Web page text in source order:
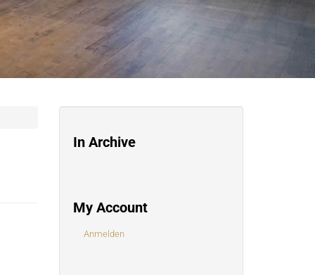
In Archive
My Account
Anmelden